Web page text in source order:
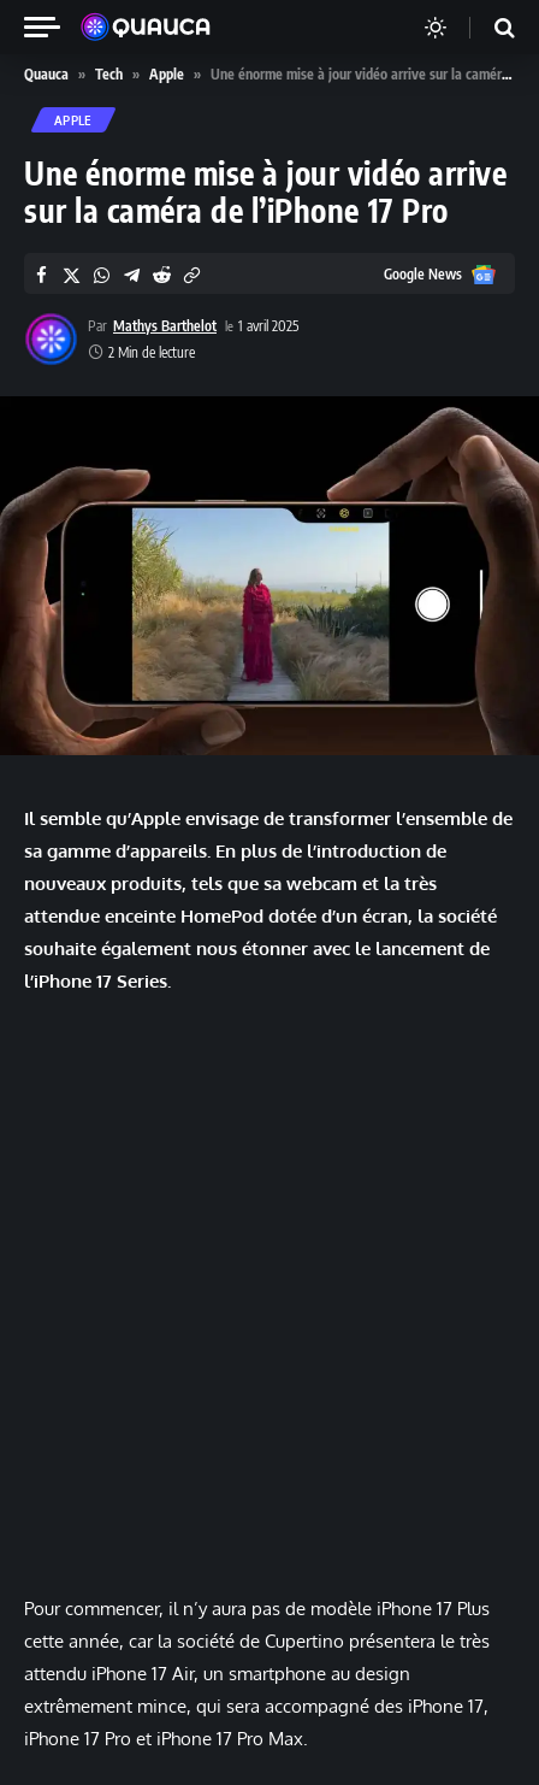
Quauca » Tech » Apple » Une énorme mise à jour vidéo arrive sur la caméra de l’iPhone 17 Pro
APPLE
Une énorme mise à jour vidéo arrive
sur la caméra de l’iPhone 17 Pro
Par Mathys Barthelot
1 avril 2025
2 Min de lecture
Google News Google
Il semble qu’Apple envisage de transformer l’ensemble de
sa gamme d’appareils. En plus de l’introduction de
nouveaux produits, tels que sa webcam et la très
attendue enceinte HomePod dotée d’un écran, la société
souhaite également nous étonner avec le lancement de
l’iPhone 17 Series.
Pour commencer, il n’y aura pas de modèle iPhone 17 Plus
cette année, car la société de Cupertino présentera le très
attendu iPhone 17 Air, un smartphone au design
extrêmement mince, qui sera accompagné des iPhone 17,
iPhone 17 Pro et iPhone 17 Pro Max.